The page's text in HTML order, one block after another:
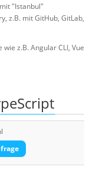
"Istanbul"
z.B. mit GitHub, GitLab,
z.B. Angular CLI, Vue